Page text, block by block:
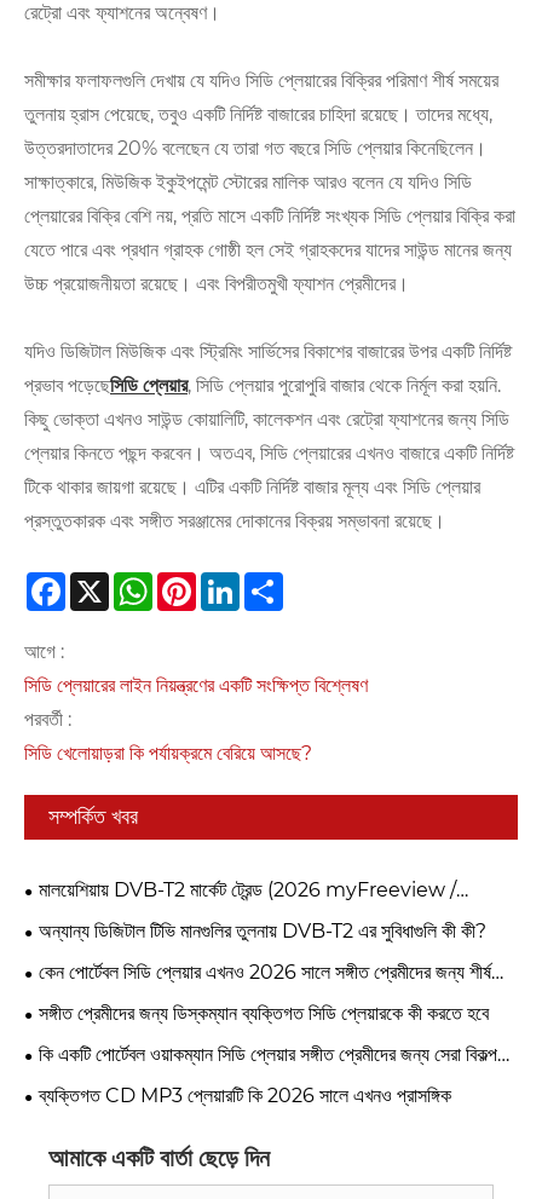
রেট্রো এবং ফ্যাশনের অন্বেষণ।
সমীক্ষার ফলাফলগুলি দেখায় যে যদিও সিডি প্লেয়ারের বিক্রির পরিমাণ শীর্ষ সময়ের
তুলনায় হ্রাস পেয়েছে, তবুও একটি নির্দিষ্ট বাজারের চাহিদা রয়েছে। তাদের মধ্যে,
উত্তরদাতাদের 20% বলেছেন যে তারা গত বছরে সিডি প্লেয়ার কিনেছিলেন।
সাক্ষাত্কারে, মিউজিক ইকুইপমেন্ট স্টোরের মালিক আরও বলেন যে যদিও সিডি
প্লেয়ারের বিক্রি বেশি নয়, প্রতি মাসে একটি নির্দিষ্ট সংখ্যক সিডি প্লেয়ার বিক্রি করা
যেতে পারে এবং প্রধান গ্রাহক গোষ্ঠী হল সেই গ্রাহকদের যাদের সাউন্ড মানের জন্য
উচ্চ প্রয়োজনীয়তা রয়েছে। এবং বিপরীতমুখী ফ্যাশন প্রেমীদের।
যদিও ডিজিটাল মিউজিক এবং স্ট্রিমিং সার্ভিসের বিকাশের বাজারের উপর একটি নির্দিষ্ট
প্রভাব পড়েছেসিডি প্লেয়ার, সিডি প্লেয়ার পুরোপুরি বাজার থেকে নির্মূল করা হয়নি.
কিছু ভোক্তা এখনও সাউন্ড কোয়ালিটি, কালেকশন এবং রেট্রো ফ্যাশনের জন্য সিডি
প্লেয়ার কিনতে পছন্দ করবেন। অতএব, সিডি প্লেয়ারের এখনও বাজারে একটি নির্দিষ্ট
টিকে থাকার জায়গা রয়েছে। এটির একটি নির্দিষ্ট বাজার মূল্য এবং সিডি প্লেয়ার
প্রস্তুতকারক এবং সঙ্গীত সরঞ্জামের দোকানের বিক্রয় সম্ভাবনা রয়েছে।
Facebook
X WhatsApp
PinterestLinkedIn
আগে :
সিডি প্লেয়ারের লাইন নিয়ন্ত্রণের একটি সংক্ষিপ্ত বিশ্লেষণ
পরবর্তী :
সিডি খেলোয়াড়রা কি পর্যায়ক্রমে বেরিয়ে আসছে?
সম্পর্কিত খবর
মালয়েশিয়ায় DVB-T2 মার্কেট ট্রেন্ড (2026 myFreeview /
MYTV)
অন্যান্য ডিজিটাল টিভি মানগুলির তুলনায় DVB-T2 এর সুবিধাগুলি কী কী?
কেন পোর্টেবল সিডি প্লেয়ার এখনও 2026 সালে সঙ্গীত প্রেমীদের জন্য শীর্ষ
পছন্দ?
সঙ্গীত প্রেমীদের জন্য ডিস্কম্যান ব্যক্তিগত সিডি প্লেয়ারকে কী করতে হবে
কি একটি পোর্টেবল ওয়াকম্যান সিডি প্লেয়ার সঙ্গীত প্রেমীদের জন্য সেরা বিকল্প
করে তোলে
ব্যক্তিগত CD MP3 প্লেয়ারটি কি 2026 সালে এখনও প্রাসঙ্গিক
আমাকে একটি বার্তা ছেড়ে দিন